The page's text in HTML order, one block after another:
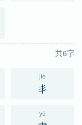
共6字
jiè
丯
yù